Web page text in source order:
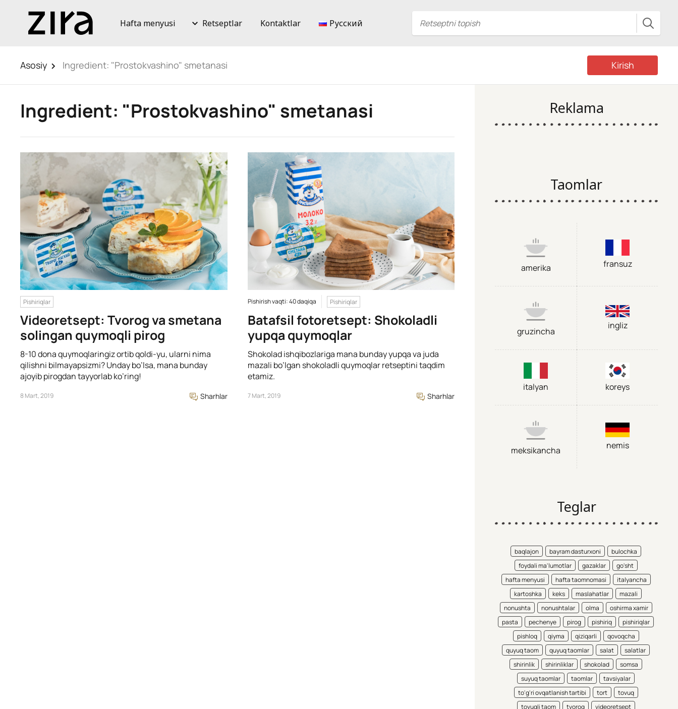
Hafta menyusi Retseptlar Kontaktlar Русский
Asosiy Ingredient: "Prostokvashino" smetanasi Kirish
Ingredient: "Prostokvashino" smetanasi
Pishiriqlar
Videoretsept: Tvorog va smetana
solingan quymoqli pirog
8-10 dona quymoqlaringiz ortib qoldi-yu, ularni nima
qilishni bilmayapsizmi? Unday bo’lsa, mana bunday
ajoyib pirogdan tayyorlab ko’ring!
8 Mart, 2019 Sharhlar
Pishirish vaqti: 40 daqiqa Pishiriqlar
Batafsil fotoretsept: Shokoladli
yupqa quymoqlar
Shokolad ishqibozlariga mana bunday yupqa va juda
mazali bo’lgan shokoladli quymoqlar retseptini taqdim
etamiz.
7 Mart, 2019 Sharhlar
Reklama
Taomlar
amerika fransuz
gruzincha
ingliz
italyan koreys
meksikancha nemis
Teglar
baqlajon bayram dasturxoni
bulochka
foydali ma'lumotlar
gazaklar
go'sht
hafta menyusi
hafta taomnomasi
italyancha
kartoshka
keks maslahatlar
mazali
nonushta
nonushtalar olma
oshirma xamir
pasta
pechenye pirog pishiriq
pishiriqlar
pishloq
qiyma qiziqarli
qovoqcha
quyuq taom
quyuq taomlar salat
salatlar
shirinlik
shirinliklar shokolad
somsa
suyuq taomlar
taomlar
tavsiyalar
to'g'ri ovqatlanish tartibi
tort
tovuq
tovuqli taom
tvorog
videoretsept